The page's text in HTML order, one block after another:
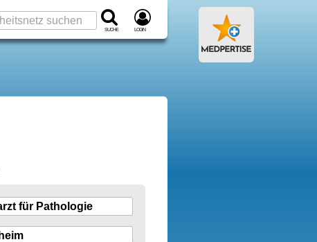
Suche Login